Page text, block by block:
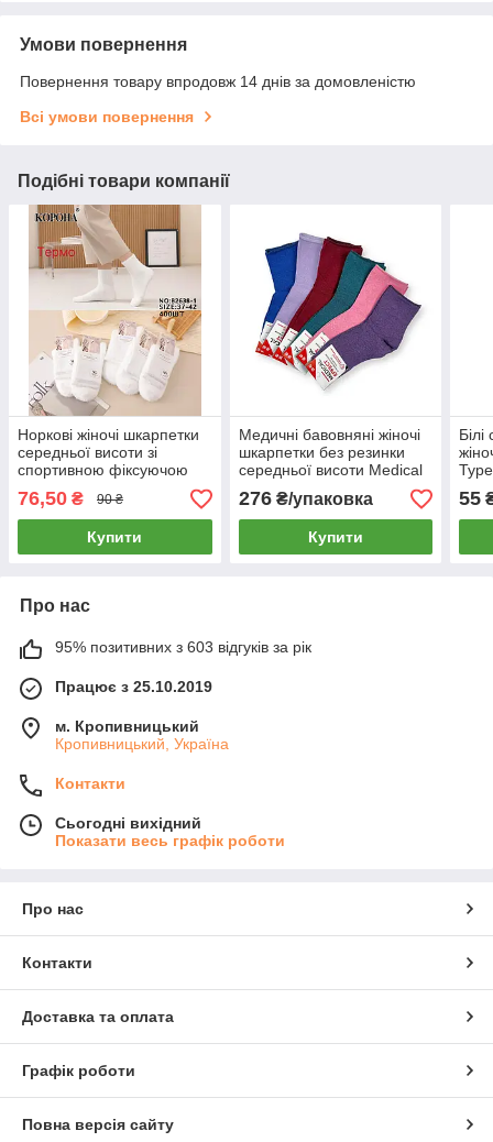
Умови повернення
Повернення товару впродовж 14 днів за домовленістю
Всі умови повернення
Подібні товари компанії
Норкові жіночі шкарпетки
середньої висоти зі
спортивною фіксуючою
резинкою Корона
76,50 ₴ 90 ₴
Купити
Медичні бавовняні жіночі
шкарпетки без резинки
середньої висоти Medical
Effect 12 пар 36-40
276₴/упаковка
Купити
55
Про нас
95% позитивних з 603 відгуків за рік
Працює з 25.10.2019
м. Кропивницький
Кропивницький, Україна
Контакти
Сьогодні вихідний
Показати весь графік роботи
Про нас
Контакти
Доставка та оплата
Графік роботи
Повна версія сайту